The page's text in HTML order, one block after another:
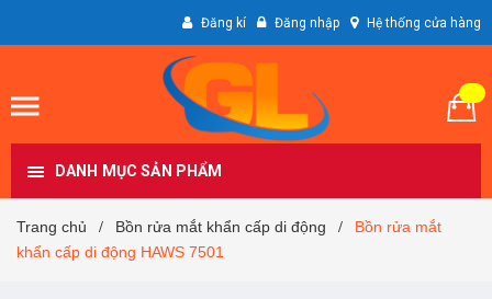
Đăng kí Đăng nhập Hệ thống cửa hàng
DANH MỤC SẢN PHẨM
Trang chủ / Bồn rửa mắt khẩn cấp di động /
Bồn rửa mắt
khẩn cấp di động HAWS 7501